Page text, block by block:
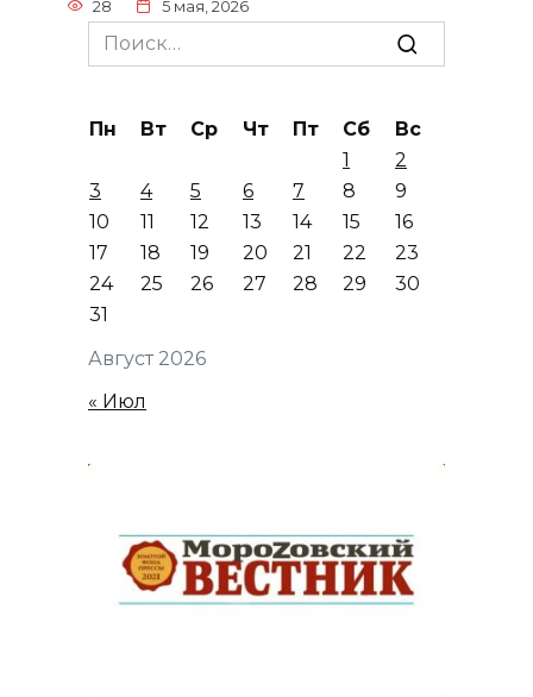
28 5 мая, 2026
Search
for:
Август 2026
Пн Вт Ср Чт Пт Сб
Вс
1
2
3
4 5 6 7 8
9
10
11 12 13 14 15
16
17
18 19 20 21 22
23
24
25 26 27 28 29
30
31
« Июл